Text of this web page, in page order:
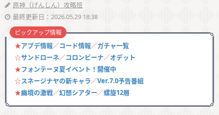
原神（げんしん）攻略班
最終更新日：2026.05.29 18:38
★アプデ情報／コード情報／ガチャ一覧
☆サンドローネ／コロンビーナ／オデット
★フォンテーヌ夏イベント！開催中
☆スネージナヤの新キャラ／Ver.7.0予告番組
★幽境の激戦／幻想シアター／螺旋12層
ピックアップ情報